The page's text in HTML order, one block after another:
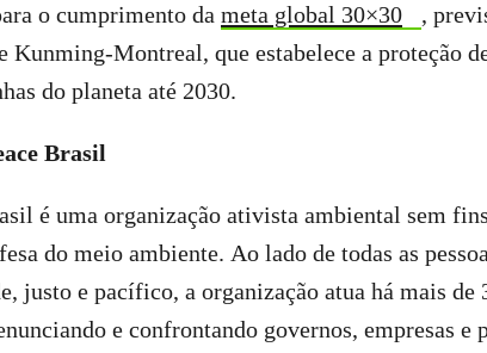
o cumprimento da meta global 30×30
,
Kunming-Montreal, que estabelece a proteção
do planeta até 2030.
Brasil
é uma organização ativista ambiental sem
do meio ambiente. Ao lado de todas as
justo e pacífico, a organização atua há mais de
e confrontando governos, empresas e